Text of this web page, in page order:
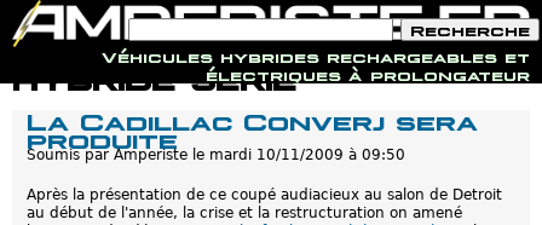
Jump to navigation
Véhicules hybrides rechargeables et
électriques à prolongateur
o
r
m
l
a
i
e
d
e
c
h
r
c
h
hybride série
La Cadillac Converj sera
produite
Soumis par Amperiste le mardi 10/11/2009 à 09:50
Après la présentation de ce coupé audiacieux au salon de Detroit
au début de l'année, la crise et la restructuration on amené